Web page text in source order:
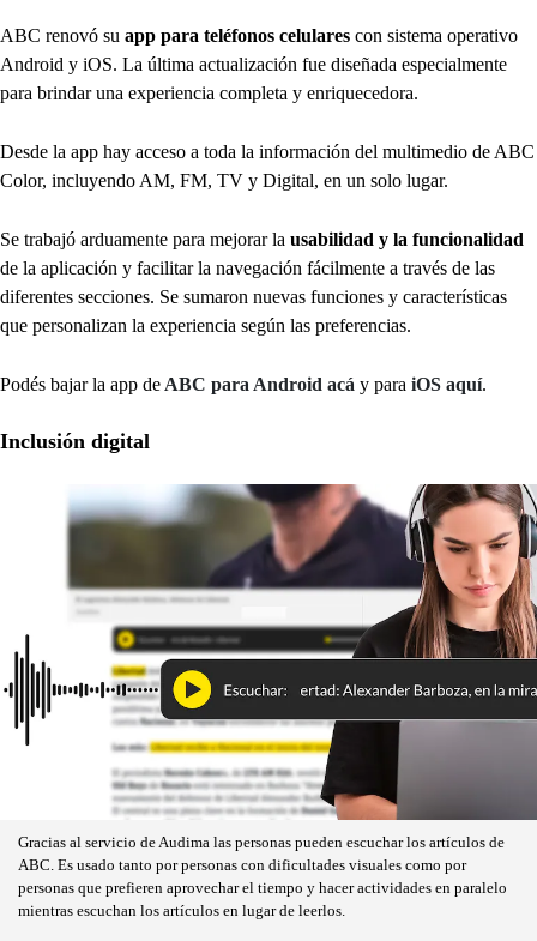
ABC renovó su app para teléfonos celulares con sistema operativo
Android y iOS. La última actualización fue diseñada especialmente
para brindar una experiencia completa y enriquecedora.
Desde la app hay acceso a toda la información del multimedio de ABC
Color, incluyendo AM, FM, TV y Digital, en un solo lugar.
Se trabajó arduamente para mejorar la usabilidad y la funcionalidad
de la aplicación y facilitar la navegación fácilmente a través de las
diferentes secciones. Se sumaron nuevas funciones y características
que personalizan la experiencia según las preferencias.
Podés bajar la app de ABC para Android acá y para iOS aquí.
Inclusión digital
Gracias al servicio de Audima las personas pueden escuchar los artículos de
ABC. Es usado tanto por personas con dificultades visuales como por
personas que prefieren aprovechar el tiempo y hacer actividades en paralelo
mientras escuchan los artículos en lugar de leerlos.